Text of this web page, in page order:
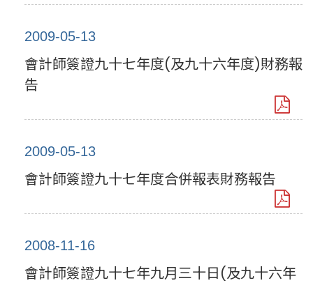
2009-05-13
會計師簽證九十七年度(及九十六年度)財務報
告
2009-05-13
會計師簽證九十七年度合併報表財務報告
2008-11-16
會計師簽證九十七年九月三十日(及九十六年